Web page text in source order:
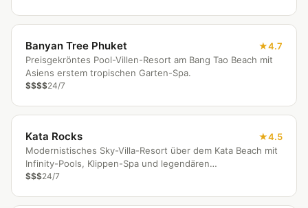
Banyan Tree Phuket
4.7
Preisgekröntes Pool-Villen-Resort am Bang Tao Beach mit
Asiens erstem tropischen Garten-Spa.
$$$$24/7
Kata Rocks
4.5
Modernistisches Sky-Villa-Resort über dem Kata Beach mit
Infinity-Pools, Klippen-Spa und legendären
Sonnenuntergängen.
$$$24/7